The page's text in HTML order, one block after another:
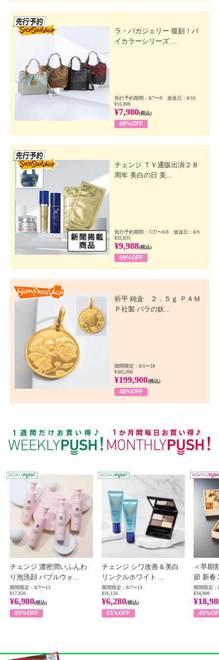
ラ・バガジェリー 復刻！バ
イカラーシリーズ ...
先行予約期間：8/7〜9 放送日：8/10
¥15,800
¥7,980(税込)
49%OFF
チェンジ ＴＶ通販出演２８
周年 美白の日 美...
先行予約期間：7/27〜8/8 放送日：8/9
¥32,835
¥9,988(税込)
69%OFF
祈平 純金 ２．５ｇ ＰＡＭ
Ｐ社製 バラの妖...
期間限定：8/5〜18
¥385,000
¥199,900(税込)
48%OFF
WEEKLY PUSH
チェンジ 濃密潤いふんわ
り泡洗顔 バブルウォ...
期間限定：8/7〜13
¥17,820
¥6,980(税込)
60%OFF
チェンジ シワ改善＆美白
リンクルホワイト ...
期間限定：8/7〜13
¥16,126
¥6,280(税込)
61%OFF
＜早期
節 新春
期間限定：
¥34,800